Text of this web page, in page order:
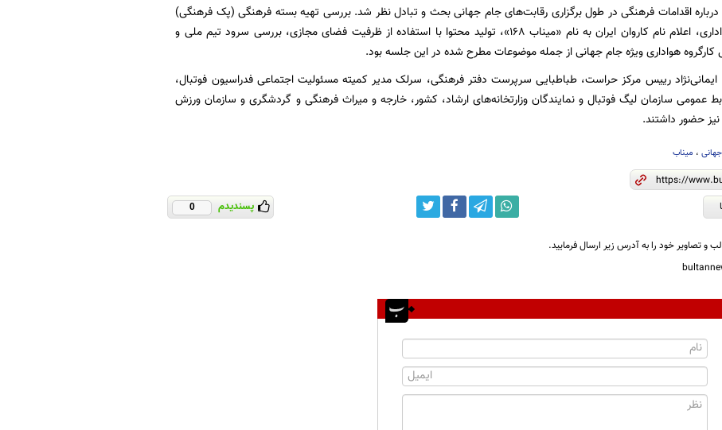
اقدامات فرهنگی در طول برگزاری رقابت‌های جام جهانی بحث و تبادل نظر شد. بررسی تهیه بسته فرهنگی (پک فرهنگی)
شامل اقلام هواداری، اعلام نام کاروان ایران به نام «میناب ١۶٨»، تولید محتوا با استفاده از ظرفیت فضای مجازی، بررسی سرود تیم ملی و
هواداری ویژه جام جهانی از جمله موضوعات مطرح شده در این جلسه بود.
رییس مرکز حراست، طباطبایی سرپرست دفتر فرهنگی، سرلک مدیر کمیته مسئولیت اجتماعی فدراسیون فوتبال،
عمومی سازمان لیگ فوتبال و نمایندگان وزارتخانه‌های ارشاد، کشور، خارجه و میراث فرهنگی و گردشگری و سازمان ورزش
حضور داشتند.
، میناب
پسندیدم 0
و تصاویر خود را به آدرس زیر ارسال فرمایید.